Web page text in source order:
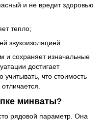
и не вредит здоровью
тепло;
звукоизоляцией.
и сохраняет изначальные
достигает
учитывать, что стоимость
минваты?
рядовой параметр. Она